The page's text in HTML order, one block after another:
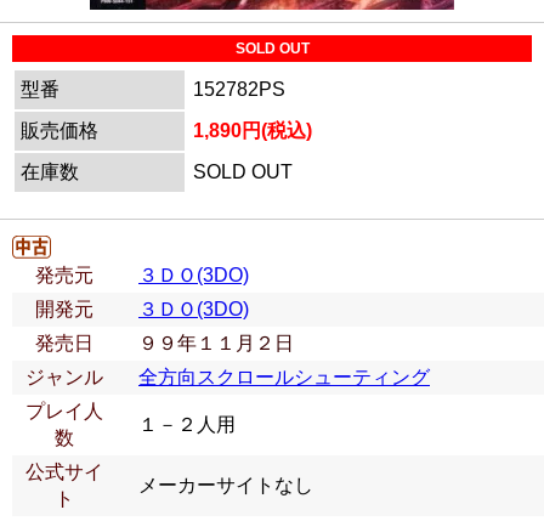
SOLD OUT
型番
152782PS
販売価格
1,890円(税込)
在庫数
SOLD OUT
発売元
３ＤＯ(3DO)
開発元
３ＤＯ(3DO)
発売日
９９年１１月２日
ジャンル
全方向スクロールシューティング
プレイ人
数
１－２人用
公式サイ
ト
メーカーサイトなし